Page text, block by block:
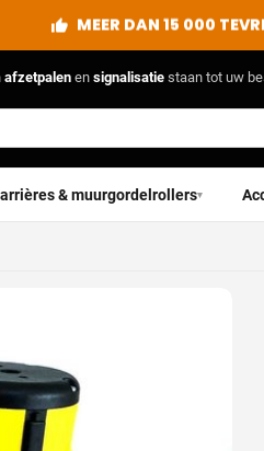
RECHTSTREEKS VAN
afzetpalenen signalisatiestaan tot uw
& muurgordelrollers▾